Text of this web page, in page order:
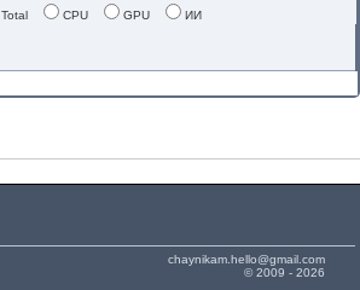
Total CPU GPU ИИ
chaynikam.hello@gmail.com
© 2009 - 2026